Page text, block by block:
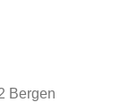
Bergen